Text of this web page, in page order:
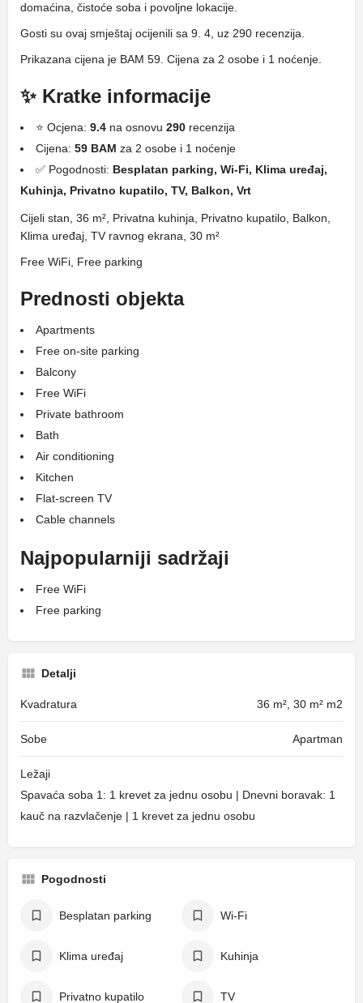
domaćina, čistoće soba i povoljne lokacije.
Gosti su ovaj smještaj ocijenili sa 9. 4, uz 290 recenzija.
Prikazana cijena je BAM 59. Cijena za 2 osobe i 1 noćenje.
✨ Kratke informacije
⭐ Ocjena: 9.4 na osnovu 290 recenzija
Cijena: 59 BAM za 2 osobe i 1 noćenje
✅ Pogodnosti: Besplatan parking, Wi-Fi, Klima uređaj,
Kuhinja, Privatno kupatilo, TV, Balkon, Vrt
Cijeli stan, 36 m², Privatna kuhinja, Privatno kupatilo, Balkon,
Klima uređaj, TV ravnog ekrana, 30 m²
Free WiFi, Free parking
Prednosti objekta
Apartments
Free on-site parking
Balcony
Free WiFi
Private bathroom
Bath
Air conditioning
Kitchen
Flat-screen TV
Cable channels
Najpopularniji sadržaji
Free WiFi
Free parking
Detalji
Kvadratura 36 m², 30 m² m2
Sobe Apartman
Ležaji
Spavaća soba 1: 1 krevet za jednu osobu | Dnevni boravak: 1
kauč na razvlačenje | 1 krevet za jednu osobu
Pogodnosti
Besplatan parking Wi-Fi
Klima uređaj Kuhinja
Privatno kupatilo TV